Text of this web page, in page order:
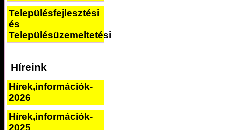
Településfejlesztési
és
Településüzemeltetési
Híreink
Hírek,információk-
2026
Hírek,információk-
2025